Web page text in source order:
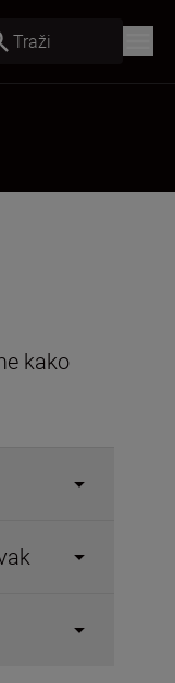
Traži
kako